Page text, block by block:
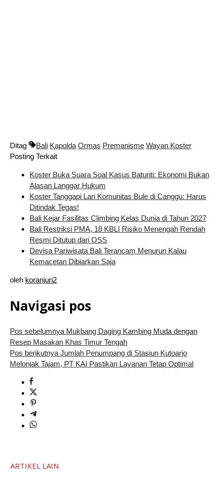
Ditag Bali Kapolda Ormas Premanisme Wayan Koster
Posting Terkait
Koster Buka Suara Soal Kasus Baturiti: Ekonomi Bukan
Alasan Langgar Hukum
Koster Tanggapi Lari Komunitas Bule di Canggu: Harus
Ditindak Tegas!
Bali Kejar Fasilitas Climbing Kelas Dunia di Tahun 2027
Bali Restriksi PMA, 18 KBLI Risiko Menengah Rendah
Resmi Ditutup dari OSS
Devisa Pariwisata Bali Terancam Menurun Kalau
Kemacetan Dibiarkan Saja
oleh koranjuri2
Navigasi pos
Pos sebelumnyaMukbang Daging Kambing Muda dengan
Resep Masakan Khas Timur Tengah
Pos berikutnyaJumlah Penumpang di Stasiun Kutoarjo
Melonjak Tajam, PT KAI Pastikan Layanan Tetap Optimal
ARTIKEL LAIN